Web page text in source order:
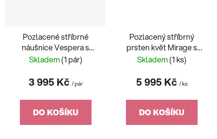
Pozlacené stříbrné
náušnice Vespera s
kubickou zirkonií
Skladem(1 pár)
3 995 Kč / pár
DO KOŠÍKU
Pozlacený stříbrný
prsten květ Mirage s
kubickou zirkonií
Skladem(1 ks)
5 995 Kč / ks
DO KOŠÍKU